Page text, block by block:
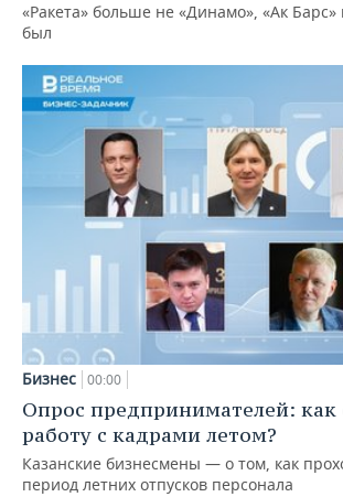
«Ракета» больше не «Динамо», «Ак Барс»
был
Бизнес 00:00
Опрос предпринимателей: как
работу с кадрами летом?
Казанские бизнесмены — о том, как
период летних отпусков персонала